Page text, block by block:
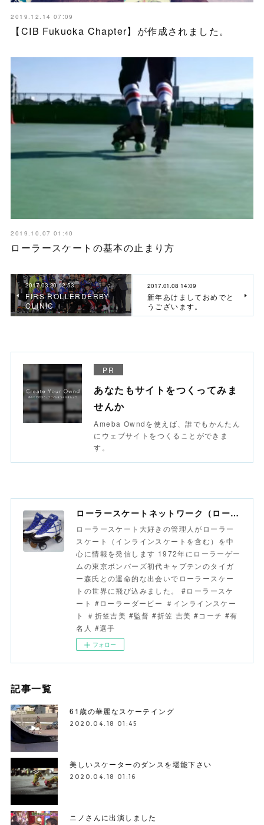
2019.12.14 07:09
【CIB Fukuoka Chapter】が作成されました。
2019.10.07 01:40
ローラースケートの基本の止まり方
2017.03.20 12:53
FIRS ROLLERDERBY
CLINIC
2017.01.08 14:09
新年あけましておめでと
うございます。
PR
あなたもサイトをつくってみま
せんか
Ameba Owndを使えば、誰でもかんたん
にウェブサイトをつくることができま
す。
ローラースケートネットワーク（ローラースポーツネットワーク）
ローラースケート大好きの管理人がローラー
スケート（インラインスケートを含む）を中
心に情報を発信します 1972年にローラーゲー
ムの東京ボンバーズ初代キャプテンのタイガ
ー森氏との運命的な出会いでローラースケー
トの世界に飛び込みました。 #ローラースケ
ート #ローラーダービー ＃インラインスケー
ト ＃折笠吉美 #監督 #折笠 吉美 #コーチ #有
名人 #選手
フォロー
記事一覧
61歳の華麗なスケーテイング
2020.04.18 01:45
美しいスケーターのダンスを堪能下さい
2020.04.18 01:16
ニノさんに出演しました